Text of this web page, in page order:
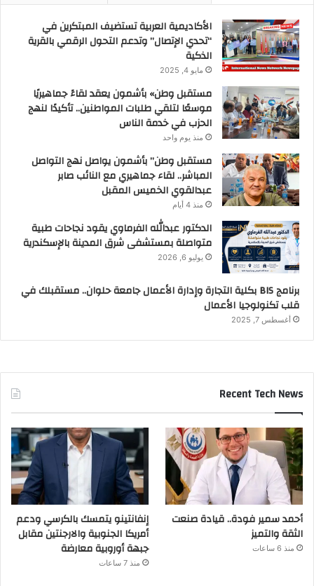
الأكاديمية العربية تستضيف المبتكرين في
“تحدي الإتصال” وتدعم التحول الرقمي بالقرية
الذكية
مايو 4, 2025
مستقبل وطن» بأشمون يعقد لقاءً جماهيريًا
موسعًا لتلقي طلبات المواطنين.. تأكيدًا لنهج
الحزب في خدمة الناس
منذ يوم واحد
مستقبل وطن” بأشمون يواصل نهج التواصل
المباشر.. لقاء جماهيري مع النائب صابر
عبدالقوي الخميس المقبل
منذ 4 أيام
الدكتور عبدالله الفرماوي يقود نجاحات طبية
متواصلة بمستشفى شرق المدينة بالإسكندرية
يوليو 6, 2026
برنامج BIS بكلية التجارة وإدارة الأعمال جامعة حلوان.. مستقبلك في
قلب تكنولوجيا الأعمال
أغسطس 7, 2025
Recent Tech News
أحمد سمير فودة.. قيادة صنعت
الثقة والتميز
منذ 6 ساعات
إنفانتينو يتمسك بالكرسي ودعم
أمريكا الجنوبية والارجنتين مقابل
جبهة أوروبية معارضة
منذ 7 ساعات